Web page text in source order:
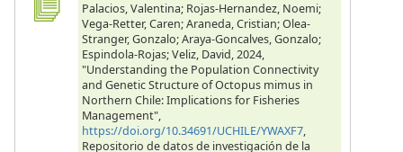
Palacios, Valentina; Rojas-Hernandez, Noemi;
Vega-Retter, Caren; Araneda, Cristian; Olea-
Stranger, Gonzalo; Araya-Goncalves, Gonzalo;
Espindola-Rojas; Veliz, David, 2024,
"Understanding the Population Connectivity
and Genetic Structure of Octopus mimus in
Northern Chile: Implications for Fisheries
Management",
https://doi.org/10.34691/UCHILE/YWAXF7,
Repositorio de datos de investigación de la